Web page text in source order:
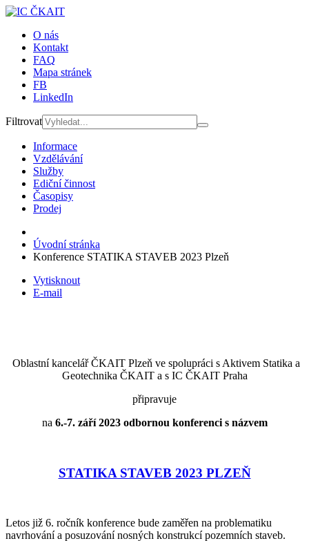
O nás
Kontakt
FAQ
Mapa stránek
FB
LinkedIn
Filtrovat
Informace
Vzdělávání
Služby
Ediční činnost
Časopisy
Prodej
Úvodní stránka
Konference STATIKA STAVEB 2023 Plzeň
Vytisknout
E-mail
Oblastní kancelář ČKAIT Plzeň ve spolupráci s Aktivem Statika a
Geotechnika ČKAIT a s IC ČKAIT Praha
připravuje
na 6.-7. září 2023 odbornou konferenci s názvem
STATIKA STAVEB 2023 PLZEŇ
Letos již 6. ročník konference bude zaměřen na problematiku
navrhování a posuzování nosných konstrukcí pozemních staveb.